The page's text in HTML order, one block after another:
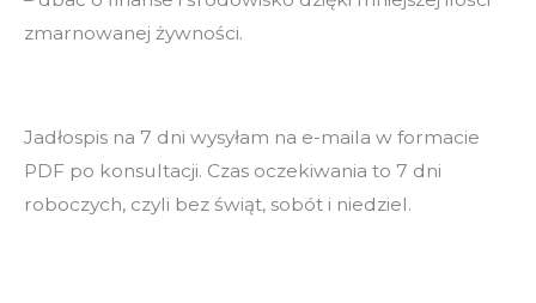
zmarnowanej żywności.
Jadłospis na 7 dni wysyłam na e-maila w formacie
PDF po konsultacji. Czas oczekiwania to 7 dni
roboczych, czyli bez świąt, sobót i niedziel.